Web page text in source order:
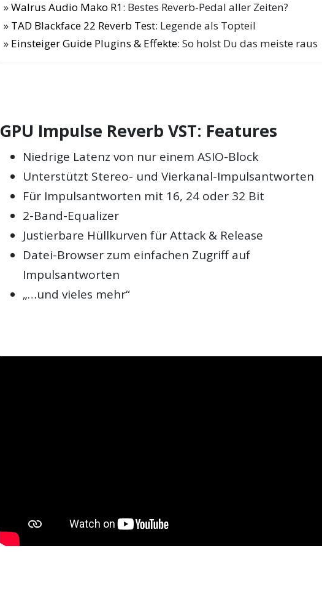
Walrus Audio Mako R1: Bestes Reverb-Pedal aller Zeiten?
TAD Blackface 22 Reverb Test: Legende als Topteil
Einsteiger Guide Plugins & Effekte: So holst Du das meiste raus
GPU Impulse Reverb VST: Features
Niedrige Latenz von nur einem ASIO-Block
Unterstützt Stereo- und Vierkanal-Impulsantworten
Für Impulsantworten mit 16, 24 oder 32 Bit
2-Band-Equalizer
Justierbare Hüllkurven für Attack & Release
Datei-Browser zum einfachen Zugriff auf
Impulsantworten
„…und vieles mehr“